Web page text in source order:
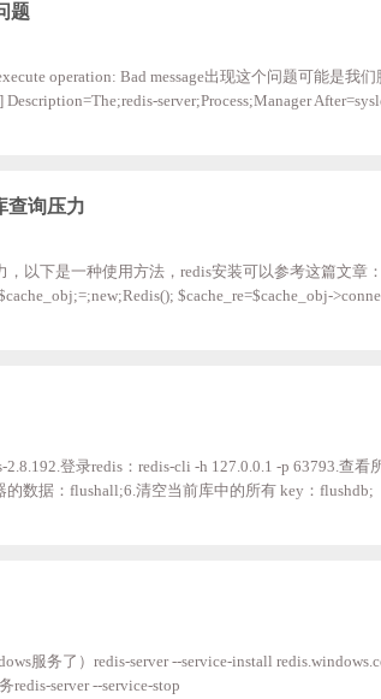
题
operation: Bad message出现这个问题可能是我
server;Process;Manager
查询压力
，以下是一种使用方法，redis安装可以参考这篇文章
$cache_re=$cache_obj-
登录redis：redis-cli -h 127.0.0.1 -p 63793.查看
的数据：flushall;6.清空当前库中的所有 key：flushdb;
服务了）redis-server --service-install
redis-server --service-stop